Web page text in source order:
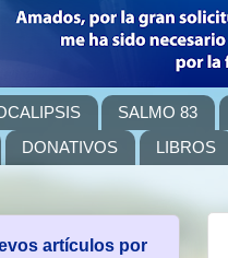
SALMO 83
DONATIVOS LIBROS
artículos por